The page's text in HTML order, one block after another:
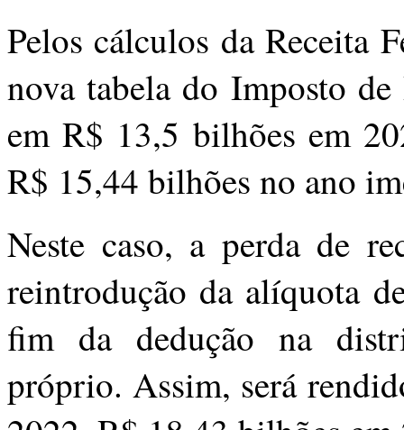
Pelos cálculos da Receita
nova tabela do Imposto
em R$ 13,5 bilhões em
R$ 15,44 bilhões no ano
Neste caso, a perda de
reintrodução da alíquota
fim da dedução na
próprio. Assim, será